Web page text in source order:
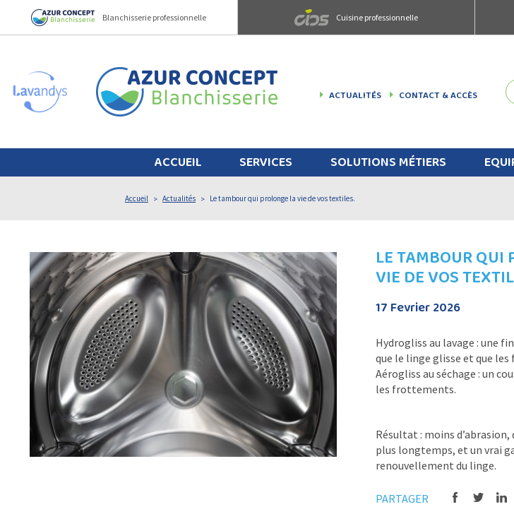
Blanchisserie professionnelle Cuisine professionnelle
ACTUALITÉS CONTACT & ACCÈS
ACCUEIL SERVICES SOLUTIONS MÉTIERS
Accueil Actualités Le tambour qui prolonge la vie de vos textiles.
LE TAMBOUR QUI
VIE DE VOS
17 Fevrier 2026
Hydrogliss au lavage : une
que le linge glisse et que les
Aérogliss au séchage : un
les frottements.
Résultat : moins
plus longtemps, et un vrai
renouvellement du linge.
PARTAGER
Panneau de gestion des cookies